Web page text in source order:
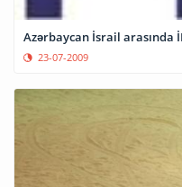
Azərbaycan İsrail arasında
23-07-2009